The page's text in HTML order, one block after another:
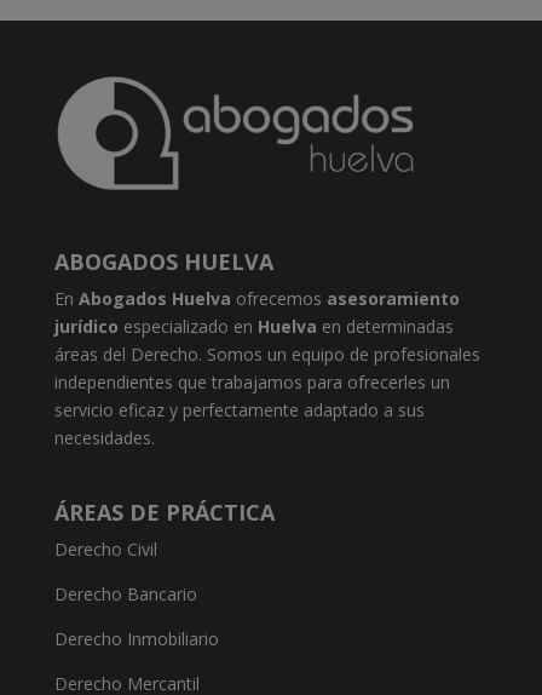
ABOGADOS HUELVA
En Abogados Huelva ofrecemos asesoramiento
jurídico especializado en Huelva en determinadas
áreas del Derecho. Somos un equipo de profesionales
independientes que trabajamos para ofrecerles un
servicio eficaz y perfectamente adaptado a sus
necesidades.
ÁREAS DE PRÁCTICA
Derecho Civil
Derecho Bancario
Derecho Inmobiliario
Derecho Mercantil